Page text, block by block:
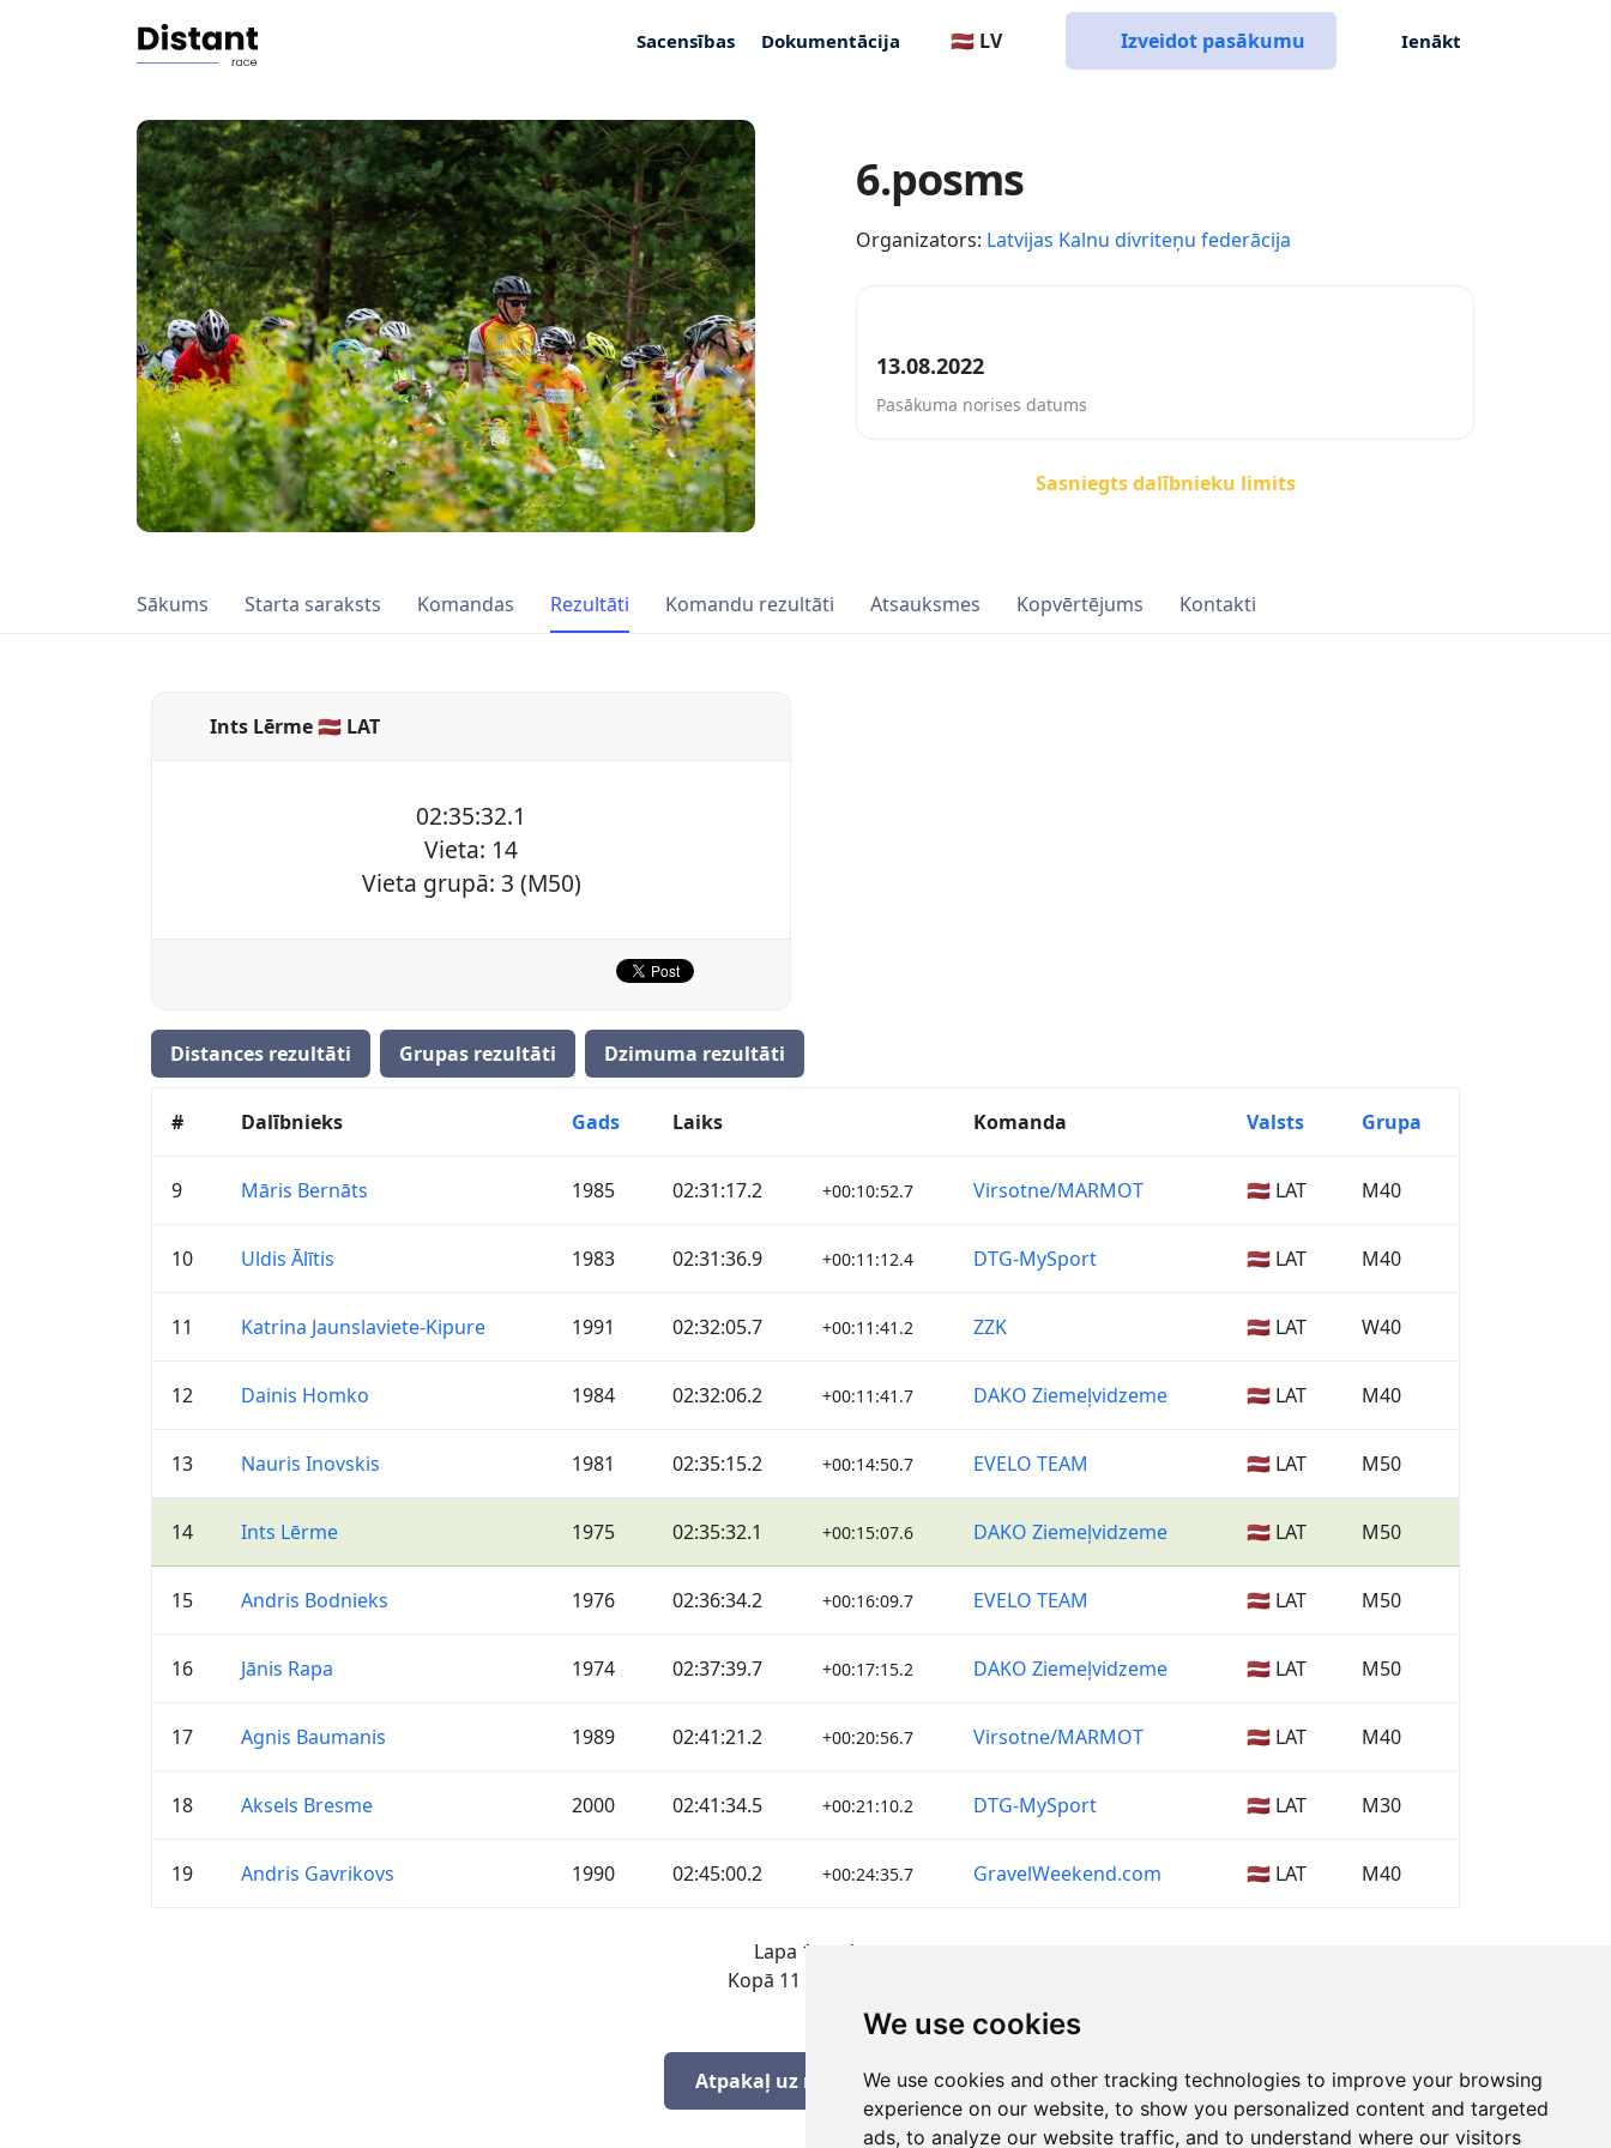
We use cookies
We use cookies and other tracking technologies to improve your browsing
experience on our website, to show you personalized content and targeted
ads, to analyze our website traffic, and to understand where our visitors
Sacensības Dokumentācija 🇱🇻 LV Izveidot pasākumu Ienākt
6.posms
Organizators: Latvijas Kalnu divriteņu federācija
13.08.2022
Pasākuma norises datums
Sasniegts dalībnieku limits
Sākums Starta saraksts Komandas Rezultāti Komandu rezultāti Atsauksmes Kopvērtējums Kontakti
Ints Lērme 🇱🇻 LAT
02:35:32.1
Vieta: 14
Vieta grupā: 3 (M50)
Distances rezultāti Grupas rezultāti Dzimuma rezultāti
# Dalībnieks Gads Laiks Komanda Valsts Grupa
9 Māris Bernāts 1985 02:31:17.2 +00:10:52.7 Virsotne/MARMOT 🇱🇻 LAT M40
10 Uldis Ālītis 1983 02:31:36.9 +00:11:12.4 DTG-MySport 🇱🇻 LAT M40
11 Katrina Jaunslaviete-Kipure 1991 02:32:05.7 +00:11:41.2 ZZK 🇱🇻 LAT W40
12 Dainis Homko 1984 02:32:06.2 +00:11:41.7 DAKO Ziemeļvidzeme 🇱🇻 LAT M40
13 Nauris Inovskis 1981 02:35:15.2 +00:14:50.7 EVELO TEAM 🇱🇻 LAT M50
14 Ints Lērme 1975 02:35:32.1 +00:15:07.6 DAKO Ziemeļvidzeme 🇱🇻 LAT M50
15 Andris Bodnieks 1976 02:36:34.2 +00:16:09.7 EVELO TEAM 🇱🇻 LAT M50
16 Jānis Rapa 1974 02:37:39.7 +00:17:15.2 DAKO Ziemeļvidzeme 🇱🇻 LAT M50
17 Agnis Baumanis 1989 02:41:21.2 +00:20:56.7 Virsotne/MARMOT 🇱🇻 LAT M40
18 Aksels Bresme 2000 02:41:34.5 +00:21:10.2 DTG-MySport 🇱🇻 LAT M30
19 Andris Gavrikovs 1990 02:45:00.2 +00:24:35.7 GravelWeekend.com 🇱🇻 LAT M40
Lapa 1 no 1
Kopā 11 Rezultāti
Atpakaļ uz rezultātiem